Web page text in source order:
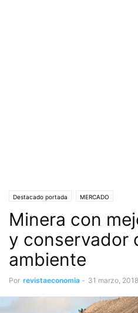
Destacado portada MERCADO
Minera con
y conservador
ambiente
Por revistaeconomia - 31 marzo, 2018